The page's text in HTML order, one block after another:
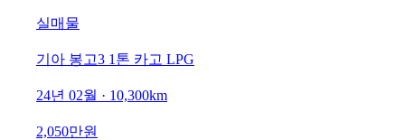
실매물
기아 봉고3 1톤 카고 LPG
24년 02월 · 10,300km
2,050만원